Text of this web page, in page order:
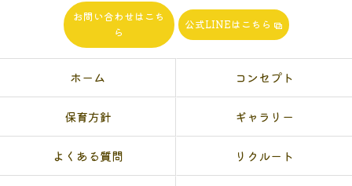
お問い合わせはこち
ら
公式LINEはこちら
ホーム コンセプト
保育方針 ギャラリー
よくある質問 リクルート